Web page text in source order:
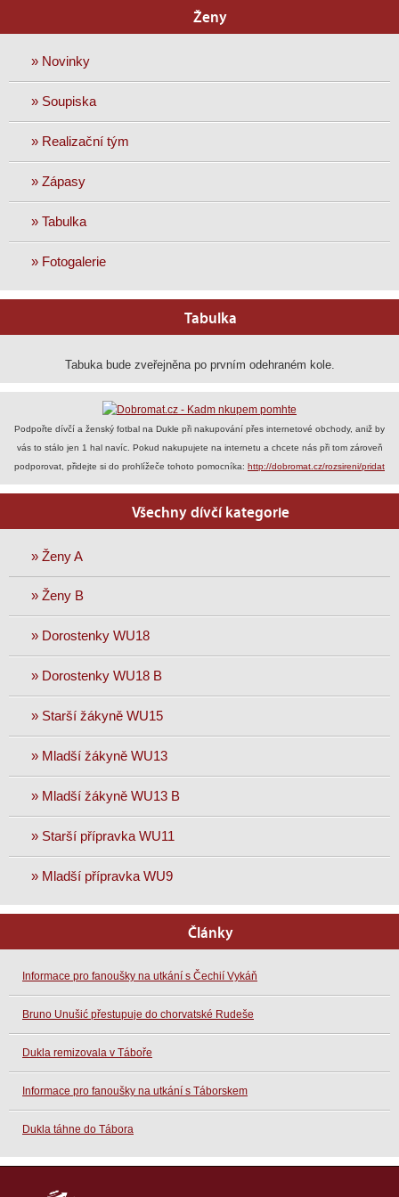
Ženy
» Novinky
» Soupiska
» Realizační tým
» Zápasy
» Tabulka
» Fotogalerie
Tabulka
Tabuka bude zveřejněna po prvním odehraném kole.
Podpořte dívčí a ženský fotbal na Dukle při nakupování přes internetové obchody, aniž by
vás to stálo jen 1 hal navíc. Pokud nakupujete na internetu a chcete nás při tom zároveň
podporovat, přidejte si do prohlížeče tohoto pomocníka: http://dobromat.cz/rozsireni/pridat
Všechny dívčí kategorie
» Ženy A
» Ženy B
» Dorostenky WU18
» Dorostenky WU18 B
» Starší žákyně WU15
» Mladší žákyně WU13
» Mladší žákyně WU13 B
» Starší přípravka WU11
» Mladší přípravka WU9
Články
Informace pro fanoušky na utkání s Čechií Vykáň
Bruno Unušić přestupuje do chorvatské Rudeše
Dukla remizovala v Táboře
Informace pro fanoušky na utkání s Táborskem
Dukla táhne do Tábora